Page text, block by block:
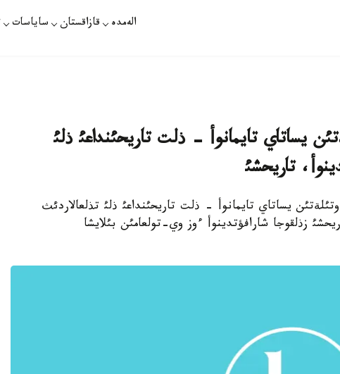
الەمدە قازاقستان ساياسات
يساتاي تايمانوأ - ذلت تاريحئنداعئ ذلئ
تاريحشئ
جئلدئعئ اتالئپ وتئلةتئن يساتاي تايمانوأ - ذلت تاريحئنداعئ ذلئ تذلعالاردئث
زذلقوجا شارافؤتدينوأ ءوز وي-تولعامئن بئلايشا